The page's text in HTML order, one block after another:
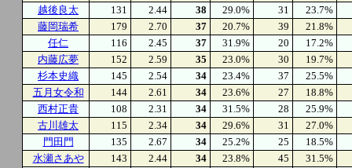
越後良太
131 2.44 38 29.0% 31
23.7%
藤岡瑞希
179 2.70 37 20.7% 39
21.8%
任仁
116 2.45 37 31.9% 20
17.2%
内藤広夢
152 2.59 35 23.0% 30
19.7%
杉本史織
145 2.54 34 23.4% 37
25.5%
五月女令和
144 2.61 34 23.6% 27
18.8%
西村正貴
108 2.31 34 31.5% 28
25.9%
古川雄太
115 2.34 34 29.6% 31
27.0%
門田門
135 2.67 34 25.2% 25
18.5%
水瀬さあや
143 2.44 34 23.8% 45
31.5%